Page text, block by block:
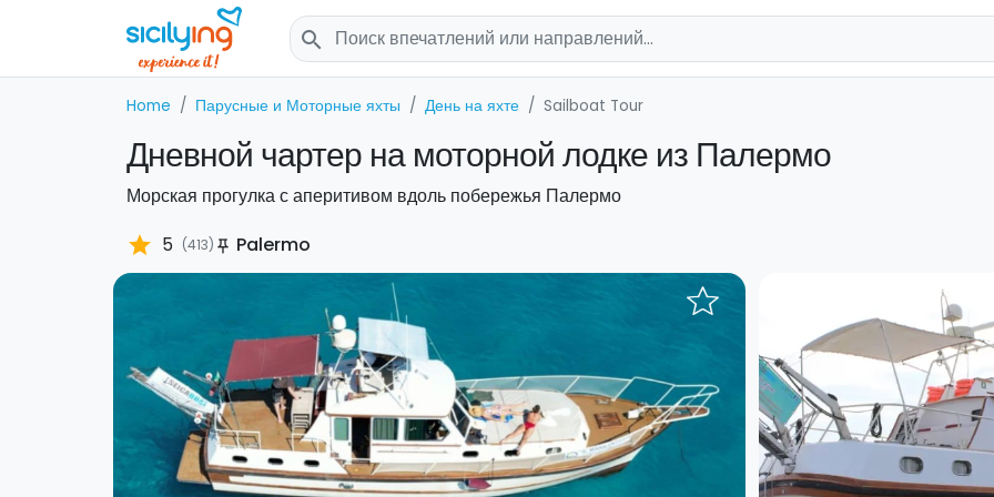
search
Home Парусные и Моторные яхты День на яхте Sailboat Tour
Дневной чартер на моторной лодке из Палермо
Морская прогулка с аперитивом вдоль побережья Палермо
star 5 (413) push_pin Palermo